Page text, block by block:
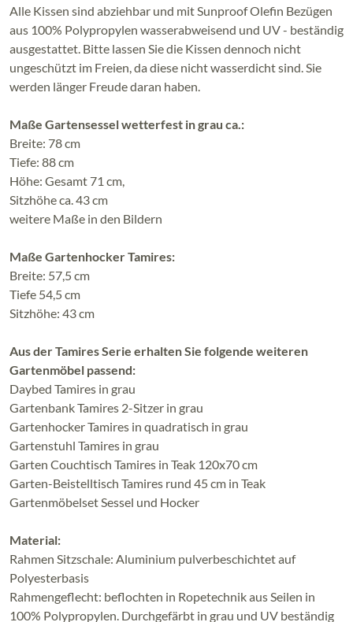
Alle Kissen sind abziehbar und mit Sunproof Olefin Bezügen
aus 100% Polypropylen wasserabweisend und UV - beständig
ausgestattet. Bitte lassen Sie die Kissen dennoch nicht
ungeschützt im Freien, da diese nicht wasserdicht sind. Sie
werden länger Freude daran haben.
Maße Gartensessel wetterfest in grau ca.:
Breite: 78 cm
Tiefe: 88 cm
Höhe: Gesamt 71 cm,
Sitzhöhe ca. 43 cm
weitere Maße in den Bildern
Maße Gartenhocker Tamires:
Breite: 57,5 cm
Tiefe 54,5 cm
Sitzhöhe: 43 cm
Aus der Tamires Serie erhalten Sie folgende weiteren
Gartenmöbel passend:
Daybed Tamires in grau
Gartenbank Tamires 2-Sitzer in grau
Gartenhocker Tamires in quadratisch in grau
Gartenstuhl Tamires in grau
Garten Couchtisch Tamires in Teak 120x70 cm
Garten-Beistelltisch Tamires rund 45 cm in Teak
Gartenmöbelset Sessel und Hocker
Material:
Rahmen Sitzschale: Aluminium pulverbeschichtet auf
Polyesterbasis
Rahmengeflecht: beflochten in Ropetechnik aus Seilen in
100% Polypropylen. Durchgefärbt in grau und UV beständig